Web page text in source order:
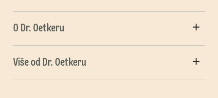
O Dr. Oetkeru
Više od Dr. Oetkeru